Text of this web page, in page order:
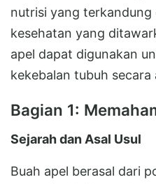
nutrisi yang
kesehatan yang
apel dapat digunakan
kekebalan tubuh secara
Bagian 1:
Sejarah dan Asal Usul
Buah apel berasal dari